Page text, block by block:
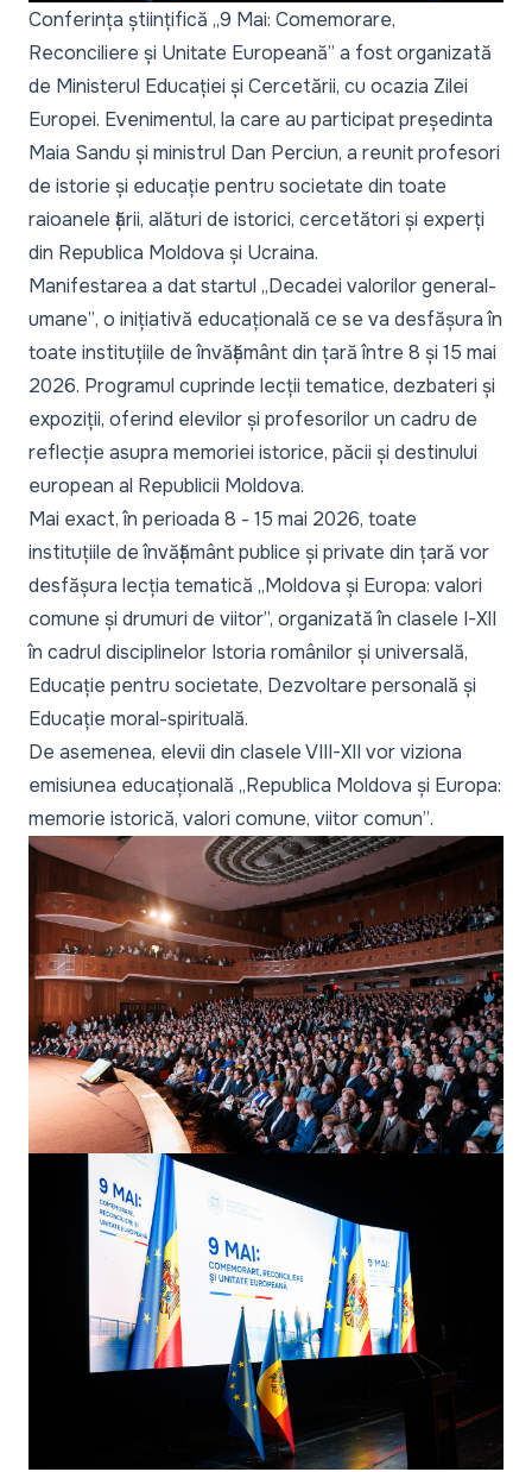
Conferința științifică „9 Mai: Comemorare,
Reconciliere și Unitate Europeană” a fost organizată
de Ministerul Educației și Cercetării, cu ocazia Zilei
Europei. Evenimentul, la care au participat președinta
Maia Sandu și ministrul Dan Perciun, a reunit profesori
de istorie și educație pentru societate din toate
raioanele țării, alături de istorici, cercetători și experți
din Republica Moldova și Ucraina.
Manifestarea a dat startul „Decadei valorilor general-
umane”, o inițiativă educațională ce se va desfășura în
toate instituțiile de învățământ din țară între 8 și 15 mai
2026. Programul cuprinde lecții tematice, dezbateri și
expoziții, oferind elevilor și profesorilor un cadru de
reflecție asupra memoriei istorice, păcii și destinului
european al Republicii Moldova.
Mai exact, în perioada 8 - 15 mai 2026, toate
instituțiile de învățământ publice și private din țară vor
desfășura lecția tematică „Moldova și Europa: valori
comune și drumuri de viitor”, organizată în clasele I-XII
în cadrul disciplinelor Istoria românilor și universală,
Educație pentru societate, Dezvoltare personală și
Educație moral-spirituală.
De asemenea, elevii din clasele VIII-XII vor viziona
emisiunea educațională „Republica Moldova și Europa:
memorie istorică, valori comune, viitor comun”.